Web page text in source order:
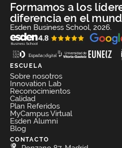
Formamos a los
diferencia en el
Esden Business School, 2026.
ESCUELA
Sobre nosotros
Innovation Lab
Reconocimientos
Calidad
Plan Referidos
MyCampus Virtual
Esden Alumni
Blog
CONTACTO